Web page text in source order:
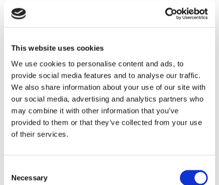
This website uses cookies
We use cookies to personalise content and ads, to
provide social media features and to analyse our traffic.
We also share information about your use of our site with
our social media, advertising and analytics partners who
may combine it with other information that you’ve
provided to them or that they’ve collected from your use
of their services.
Selection
Necessary